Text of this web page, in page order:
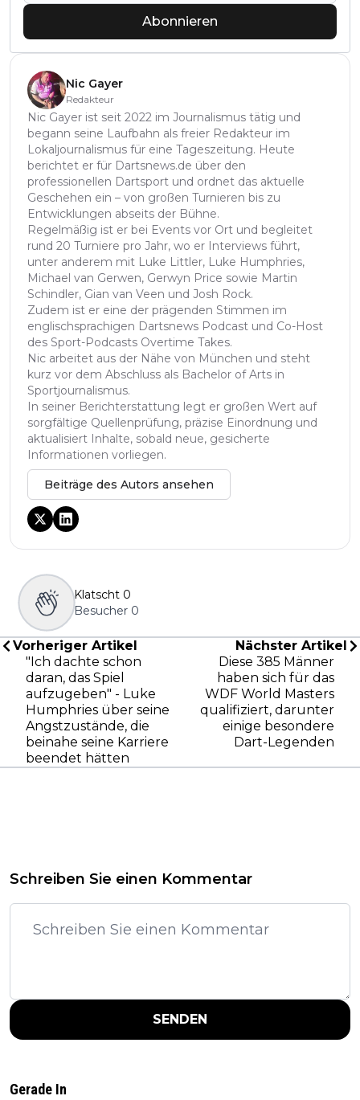
Abonnieren
Nic Gayer
Redakteur
Nic Gayer ist seit 2022 im Journalismus tätig und
begann seine Laufbahn als freier Redakteur im
Lokaljournalismus für eine Tageszeitung. Heute
berichtet er für Dartsnews.de über den
professionellen Dartsport und ordnet das aktuelle
Geschehen ein – von großen Turnieren bis zu
Entwicklungen abseits der Bühne.
Regelmäßig ist er bei Events vor Ort und begleitet
rund 20 Turniere pro Jahr, wo er Interviews führt,
unter anderem mit Luke Littler, Luke Humphries,
Michael van Gerwen, Gerwyn Price sowie Martin
Schindler, Gian van Veen und Josh Rock.
Zudem ist er eine der prägenden Stimmen im
englischsprachigen Dartsnews Podcast und Co-Host
des Sport-Podcasts Overtime Takes.
Nic arbeitet aus der Nähe von München und steht
kurz vor dem Abschluss als Bachelor of Arts in
Sportjournalismus.
In seiner Berichterstattung legt er großen Wert auf
sorgfältige Quellenprüfung, präzise Einordnung und
aktualisiert Inhalte, sobald neue, gesicherte
Informationen vorliegen.
Beiträge des Autors ansehen
Klatscht 0
Besucher 0
Vorheriger Artikel
"Ich dachte schon
daran, das Spiel
aufzugeben" - Luke
Humphries über seine
Angstzustände, die
beinahe seine Karriere
beendet hätten
Nächster Artikel
Diese 385 Männer
haben sich für das
WDF World Masters
qualifiziert, darunter
einige besondere
Dart-Legenden
Schreiben Sie einen Kommentar
SENDEN
Gerade In